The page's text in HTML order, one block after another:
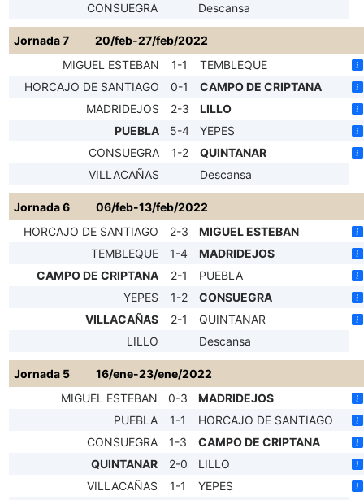
CONSUEGRA
Descansa
Jornada 7
20/feb-27/feb/2022
MIGUEL ESTEBAN
1-1
TEMBLEQUE
HORCAJO DE SANTIAGO
0-1
CAMPO DE CRIPTANA
MADRIDEJOS
2-3
LILLO
PUEBLA
5-4
YEPES
CONSUEGRA
1-2
QUINTANAR
VILLACAÑAS
Descansa
Jornada 6
06/feb-13/feb/2022
HORCAJO DE SANTIAGO
2-3
MIGUEL ESTEBAN
TEMBLEQUE
1-4
MADRIDEJOS
CAMPO DE CRIPTANA
2-1
PUEBLA
YEPES
1-2
CONSUEGRA
VILLACAÑAS
2-1
QUINTANAR
LILLO
Descansa
Jornada 5
16/ene-23/ene/2022
MIGUEL ESTEBAN
0-3
MADRIDEJOS
PUEBLA
1-1
HORCAJO DE SANTIAGO
CONSUEGRA
1-3
CAMPO DE CRIPTANA
QUINTANAR
2-0
LILLO
VILLACAÑAS
1-1
YEPES